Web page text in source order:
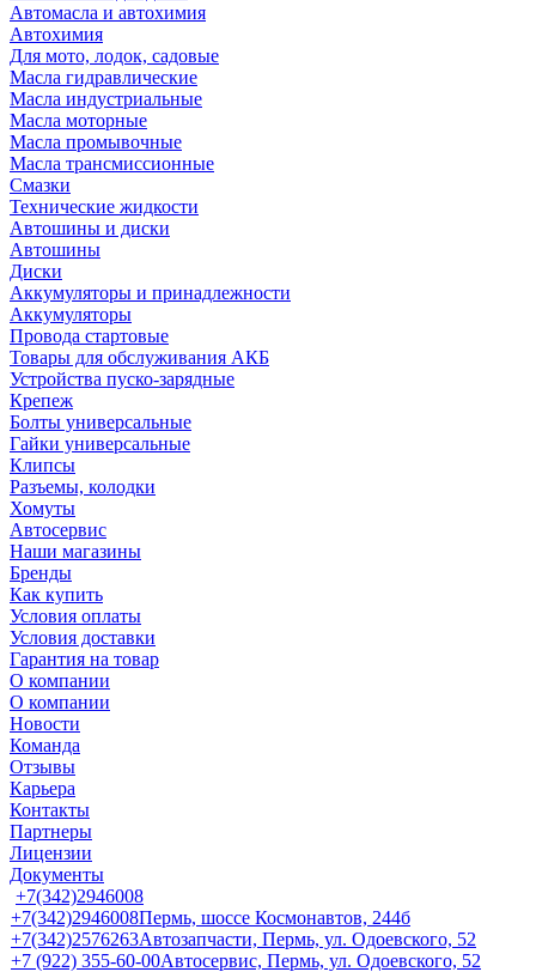
Автомасла и автохимия
Автохимия
Для мото, лодок, садовые
Масла гидравлические
Масла индустриальные
Масла моторные
Масла промывочные
Масла трансмиссионные
Смазки
Технические жидкости
Автошины и диски
Автошины
Диски
Аккумуляторы и принадлежности
Аккумуляторы
Провода стартовые
Товары для обслуживания АКБ
Устройства пуско-зарядные
Крепеж
Болты универсальные
Гайки универсальные
Клипсы
Разъемы, колодки
Хомуты
Автосервис
Наши магазины
Бренды
Как купить
Условия оплаты
Условия доставки
Гарантия на товар
О компании
О компании
Новости
Команда
Отзывы
Карьера
Контакты
Партнеры
Лицензии
Документы
+7(342)2946008
+7(342)2946008Пермь, шоссе Космонавтов, 244б
+7(342)2576263Автозапчасти, Пермь, ул. Одоевского, 52
+7 (922) 355-60-00Автосервис, Пермь, ул. Одоевского, 52